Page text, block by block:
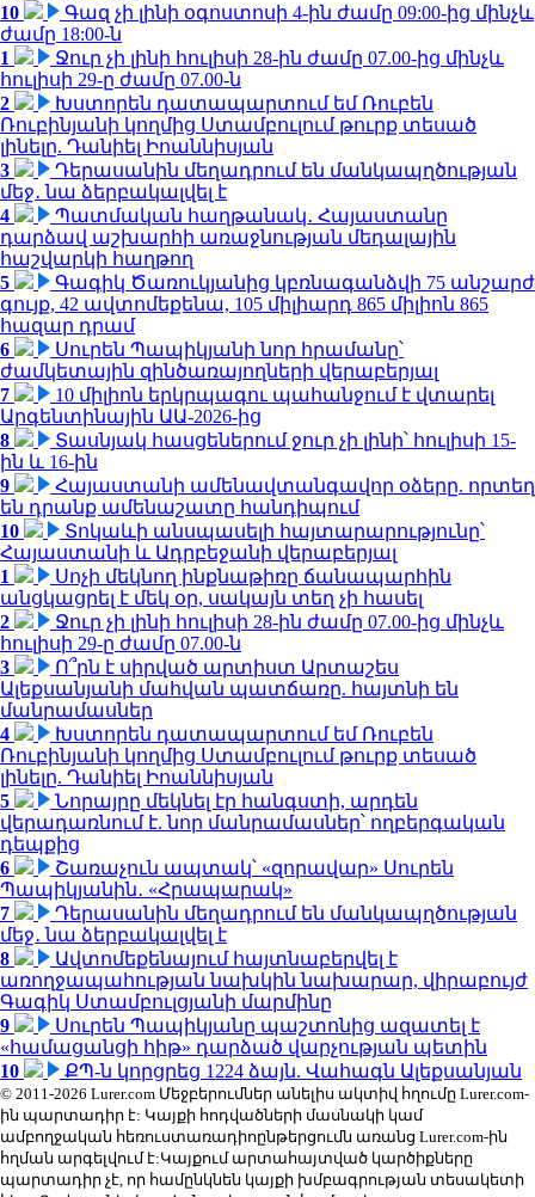
10
Գազ չի լինի օգոստոսի 4-ին ժամը 09:00-ից մինչև
ժամը 18:00-ն
1
Ջուր չի լինի հուլիսի 28-ին ժամը 07.00-ից մինչև
հուլիսի 29-ը ժամը 07.00-ն
2
Խստորեն դատապարտում եմ Ռուբեն
Ռուբինյանի կողմից Ստամբուլում թուրք տեսած
լինելը. Դանիել Իոաննիսյան
3
Դերասանին մեղադրում են մանկապղծության
մեջ․ նա ձերբակալվել է
4
Պատմական հաղթանակ․ Հայաստանը
դարձավ աշխարհի առաջնության մեդալային
հաշվարկի հաղթող
5
Գագիկ Ծառուկյանից կբռնագանձվի 75 անշարժ
գույք, 42 ավտոմեքենա, 105 միլիարդ 865 միլիոն 865
հազար դրամ
6
Սուրեն Պապիկյանի նոր հրամանը՝
ժամկետային զինծառայողների վերաբերյալ
7
10 միլիոն երկրպագու պահանջում է վտարել
Արգենտինային ԱԱ-2026-ից
8
Տասնյակ հասցեներում ջուր չի լինի՝ հուլիսի 15-
ին և 16-ին
9
Հայաստանի ամենավտանգավոր օձերը. որտեղ
են դրանք ամենաշատը հանդիպում
10
Տոկաևի անսպասելի հայտարարությունը՝
Հայաստանի և Ադրբեջանի վերաբերյալ
1
Սոչի մեկնող ինքնաթիռը ճանապարհին
անցկացրել է մեկ օր, սակայն տեղ չի հասել
2
Ջուր չի լինի հուլիսի 28-ին ժամը 07.00-ից մինչև
հուլիսի 29-ը ժամը 07.00-ն
3
Ո՞րն է սիրված արտիստ Արտաշես
Ալեքսանյանի մահվան պատճառը. հայտնի են
մանրամասներ
4
Խստորեն դատապարտում եմ Ռուբեն
Ռուբինյանի կողմից Ստամբուլում թուրք տեսած
լինելը. Դանիել Իոաննիսյան
5
Նորայրը մեկնել էր հանգստի, արդեն
վերադառնում է. նոր մանրամասներ՝ ողբերգական
դեպքից
6
Շառաչուն ապտակ՝ «զորավար» Սուրեն
Պապիկյանին․ «Հրապարակ»
7
Դերասանին մեղադրում են մանկապղծության
մեջ․ նա ձերբակալվել է
8
Ավտոմեքենայում հայտնաբերվել է
առողջապահության նախկին նախարար, վիրաբույժ
Գագիկ Ստամբուլցյանի մարմինը
9
Սուրեն Պապիկյանը պաշտոնից ազատել է
«համացանցի հիթ» դարձած վարչության պետին
10
ՔՊ-ն կորցրեց 1224 ձայն. Վահագն Ալեքսանյան
© 2011-2026 Lurer.com Մեջբերումներ անելիս ակտիվ հղումը Lurer.com-
ին պարտադիր է: Կայքի հոդվածների մասնակի կամ
ամբողջական հեռուստառադիոընթերցումն առանց Lurer.com-ին
հղման արգելվում է:Կայքում արտահայտված կարծիքները
պարտադիր չէ, որ համընկնեն կայքի խմբագրության տեսակետի